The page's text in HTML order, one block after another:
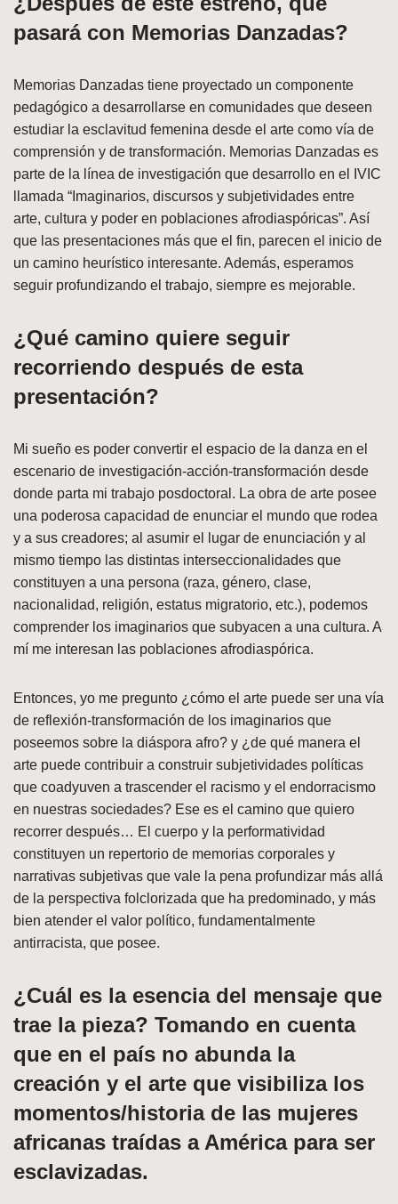
pasará con Memorias Danzadas?
Memorias Danzadas tiene proyectado un componente
pedagógico a desarrollarse en comunidades que deseen
estudiar la esclavitud femenina desde el arte como vía de
comprensión y de transformación. Memorias Danzadas es
parte de la línea de investigación que desarrollo en el IVIC
llamada “Imaginarios, discursos y subjetividades entre
arte, cultura y poder en poblaciones afrodiaspóricas”. Así
que las presentaciones más que el fin, parecen el inicio de
un camino heurístico interesante. Además, esperamos
seguir profundizando el trabajo, siempre es mejorable.
¿Qué camino quiere seguir
recorriendo después de esta
presentación?
Mi sueño es poder convertir el espacio de la danza en el
escenario de investigación-acción-transformación desde
donde parta mi trabajo posdoctoral. La obra de arte posee
una poderosa capacidad de enunciar el mundo que rodea
y a sus creadores; al asumir el lugar de enunciación y al
mismo tiempo las distintas interseccionalidades que
constituyen a una persona (raza, género, clase,
nacionalidad, religión, estatus migratorio, etc.), podemos
comprender los imaginarios que subyacen a una cultura. A
mí me interesan las poblaciones afrodiaspórica.
Entonces, yo me pregunto ¿cómo el arte puede ser una vía
de reflexión-transformación de los imaginarios que
poseemos sobre la diáspora afro? y ¿de qué manera el
arte puede contribuir a construir subjetividades políticas
que coadyuven a trascender el racismo y el endorracismo
en nuestras sociedades? Ese es el camino que quiero
recorrer después… El cuerpo y la performatividad
constituyen un repertorio de memorias corporales y
narrativas subjetivas que vale la pena profundizar más allá
de la perspectiva folclorizada que ha predominado, y más
bien atender el valor político, fundamentalmente
antirracista, que posee.
¿Cuál es la esencia del mensaje que
trae la pieza? Tomando en cuenta
que en el país no abunda la
creación y el arte que visibiliza los
momentos/historia de las mujeres
africanas traídas a América para ser
esclavizadas.